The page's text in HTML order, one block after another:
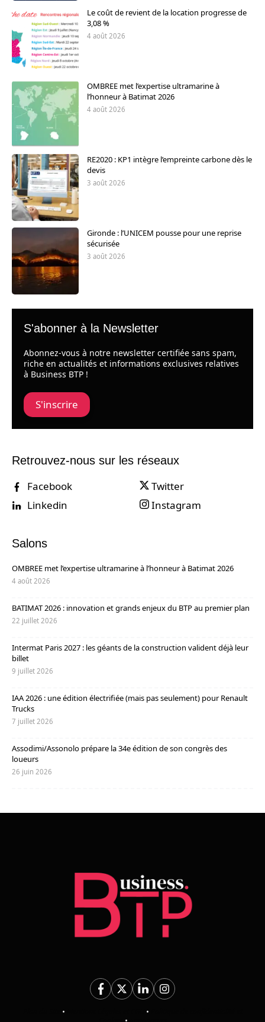
Le coût de revient de la location progresse de
3,08 %
4 août 2026
OMBREE met l’expertise ultramarine à
l’honneur à Batimat 2026
4 août 2026
RE2020 : KP1 intègre l’empreinte carbone dès le
devis
3 août 2026
Gironde : l’UNICEM pousse pour une reprise
sécurisée
3 août 2026
S'abonner à la Newsletter
Abonnez-vous à notre newsletter certifiée sans spam,
riche en actualités et informations exclusives relatives
à Business BTP !
S'inscrire
Retrouvez-nous sur les réseaux
Facebook
Twitter
Linkedin
Instagram
Salons
OMBREE met l’expertise ultramarine à l’honneur à Batimat 2026
4 août 2026
BATIMAT 2026 : innovation et grands enjeux du BTP au premier plan
22 juillet 2026
Intermat Paris 2027 : les géants de la construction valident déjà leur
billet
9 juillet 2026
IAA 2026 : une édition électrifiée (mais pas seulement) pour Renault
Trucks
7 juillet 2026
Assodimi/Assonolo prépare la 34e édition de son congrès des
loueurs
26 juin 2026
• •